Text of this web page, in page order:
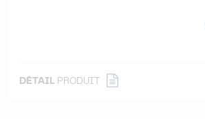
DÉTAIL PRODUIT